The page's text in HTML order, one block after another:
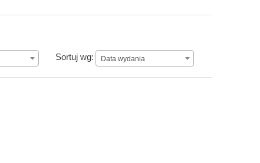
Sortuj wg: Data wydania
Data wydania